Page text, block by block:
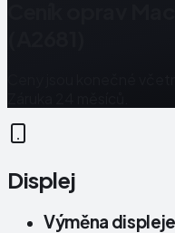
Displej
Výměna displeje